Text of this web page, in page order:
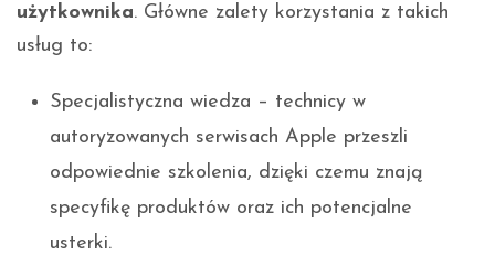
użytkownika. Główne zalety korzystania z takich
usług to:
Specjalistyczna wiedza – technicy w
autoryzowanych serwisach Apple przeszli
odpowiednie szkolenia, dzięki czemu znają
specyfikę produktów oraz ich potencjalne
usterki.